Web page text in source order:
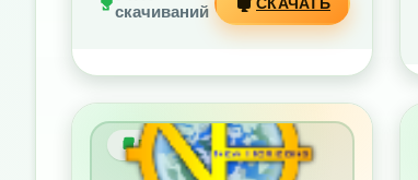
скачиваний
БЕЗ РЕКЛАМЫ